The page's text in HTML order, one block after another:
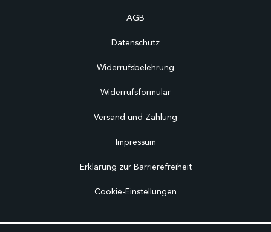
AGB
Datenschutz
Widerrufsbelehrung
Widerrufsformular
Versand und Zahlung
Impressum
Erklärung zur Barrierefreiheit
Cookie-Einstellungen